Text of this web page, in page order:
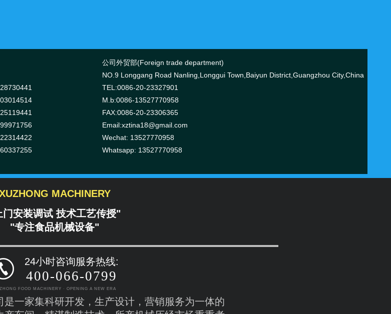
公司外贸部(Foreign trade department)
NO.9 Longgang Road Nanling,Longgui Town,Baiyun District,Guangzhou City,China
TEL:0086-20-23327901
M.b:0086-13527770958
FAX:0086-20-23306365
Email:xztina18@gmail.com
Wechat: 13527770958
Whatsapp: 13527770958
MACHINERY
门安装调试 技术工艺传授"
"专注食品机械设备"
24小时咨询服务热线:
400-066-0799
FOOD MACHINERY · OPENING A NEW ERA
是一家集科研开发，生产设计，营销服务为一体的